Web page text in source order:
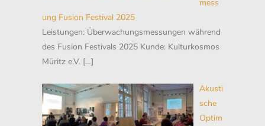
mess
ung Fusion Festival 2025
Leistungen: Überwachungsmessungen während
des Fusion Festivals 2025 Kunde: Kulturkosmos
Müritz e.V. […]
Akusti
sche
Optim